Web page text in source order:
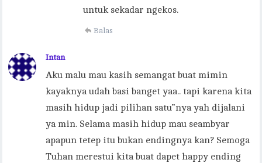
untuk sekadar ngekos.
Balas
Intan
Aku malu mau kasih semangat buat mimin
kayaknya udah basi banget yaa.. tapi karena kita
masih hidup jadi pilihan satu”nya yah dijalani
ya min. Selama masih hidup mau seambyar
apapun tetep itu bukan endingnya kan? Semoga
Tuhan merestui kita buat dapet happy ending